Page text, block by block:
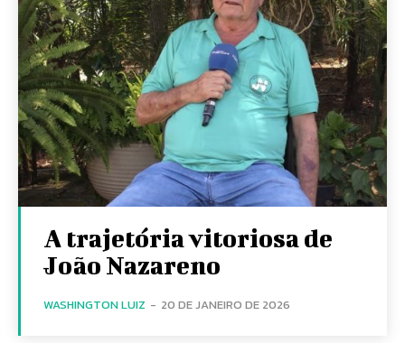
A trajetória vitoriosa de
João Nazareno
WASHINGTON LUIZ - 20 DE JANEIRO DE 2026